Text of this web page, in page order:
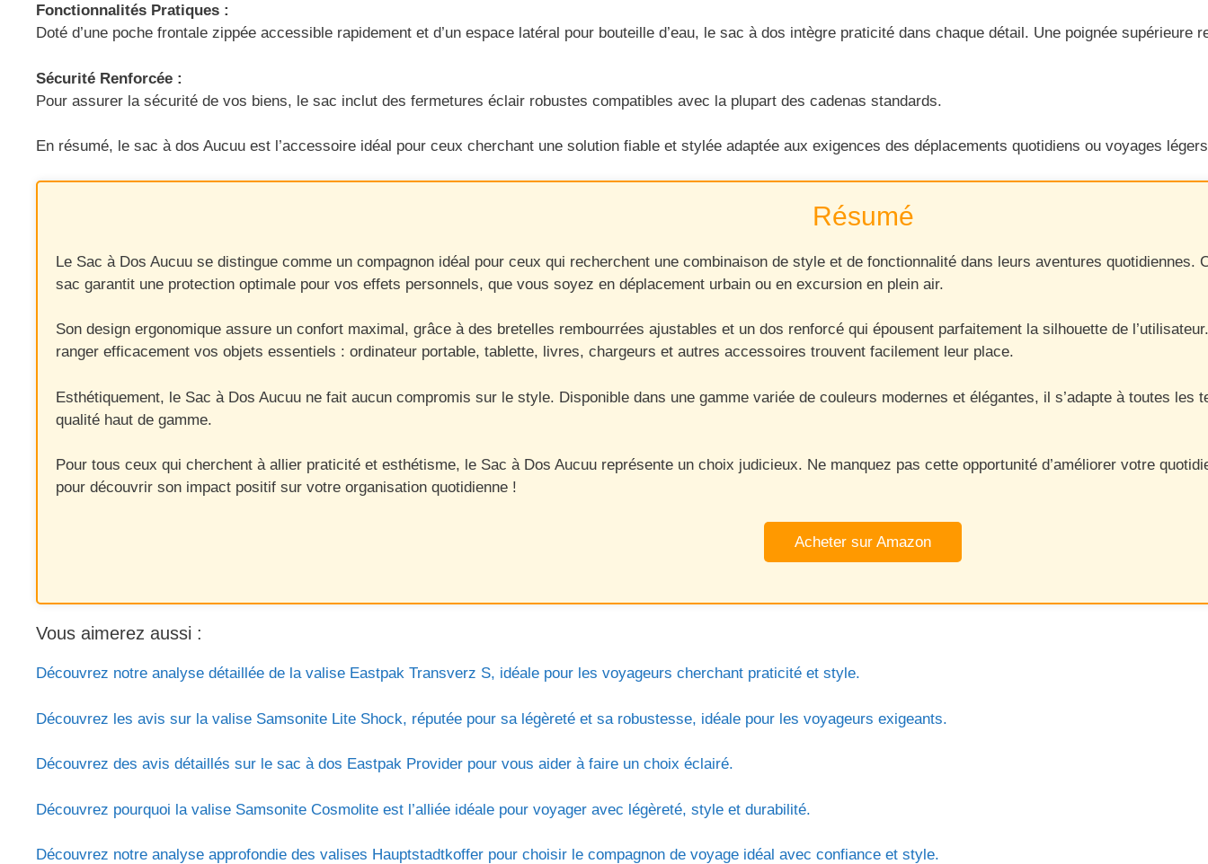
Fonctionnalités Pratiques :
Doté d’une poche frontale zippée accessible rapidement et d’un espace latéral pour bouteille d’eau, le sac à dos intègre praticité dans chaque détail. Une poignée supérieure
Sécurité Renforcée :
Pour assurer la sécurité de vos biens, le sac inclut des fermetures éclair robustes compatibles avec la plupart des cadenas standards.
En résumé, le sac à dos Aucuu est l’accessoire idéal pour ceux cherchant une solution fiable et stylée adaptée aux exigences des déplacements quotidiens ou voyages
Résumé
Le Sac à Dos Aucuu se distingue comme un compagnon idéal pour ceux qui recherchent une combinaison de style et de fonctionnalité dans leurs aventures
sac garantit une protection optimale pour vos effets personnels, que vous soyez en déplacement urbain ou en excursion en plein air.
Son design ergonomique assure un confort maximal, grâce à des bretelles rembourrées ajustables et un dos renforcé qui épousent parfaitement la silhouette de
ranger efficacement vos objets essentiels : ordinateur portable, tablette, livres, chargeurs et autres accessoires trouvent facilement leur place.
Esthétiquement, le Sac à Dos Aucuu ne fait aucun compromis sur le style. Disponible dans une gamme variée de couleurs modernes et élégantes, il s’adapte à toutes
qualité haut de gamme.
Pour tous ceux qui cherchent à allier praticité et esthétisme, le Sac à Dos Aucuu représente un choix judicieux. Ne manquez pas cette opportunité d’améliorer votre
pour découvrir son impact positif sur votre organisation quotidienne !
Acheter sur Amazon
Vous aimerez aussi :
Découvrez notre analyse détaillée de la valise Eastpak Transverz S, idéale pour les voyageurs cherchant praticité et style.
Découvrez les avis sur la valise Samsonite Lite Shock, réputée pour sa légèreté et sa robustesse, idéale pour les voyageurs exigeants.
Découvrez des avis détaillés sur le sac à dos Eastpak Provider pour vous aider à faire un choix éclairé.
Découvrez pourquoi la valise Samsonite Cosmolite est l’alliée idéale pour voyager avec légèreté, style et durabilité.
Découvrez notre analyse approfondie des valises Hauptstadtkoffer pour choisir le compagnon de voyage idéal avec confiance et style.